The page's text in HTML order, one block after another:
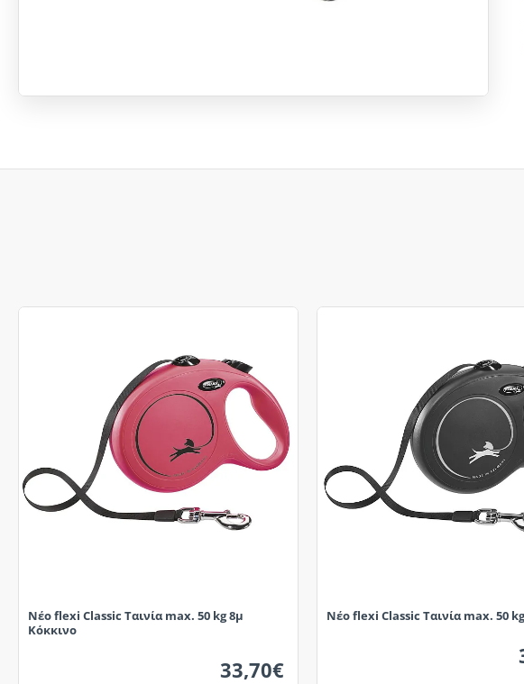
Νέο flexi Classic Ταινία max. 50 kg 8μ
Κόκκινο
33,70€
Νέο flexi Classic Ταινία max. 50